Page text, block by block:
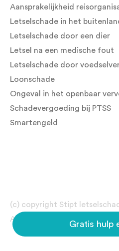
Gratis hulp
Aansprakelijkheid
Letselschade in het
Letselschade door een dier
Letsel na een medische fout
Letselschade door
Loonschade
Ongeval in het openbaar
Schadevergoeding bij PTSS
Smartengeld
(c) copyright Stipt
Algemene Voorwaarden